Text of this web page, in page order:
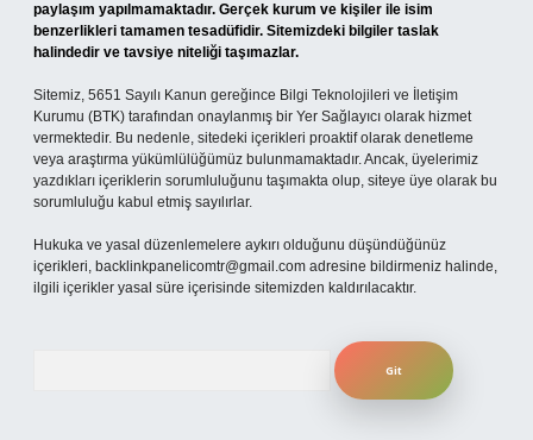
paylaşım yapılmamaktadır. Gerçek kurum ve kişiler ile isim
benzerlikleri tamamen tesadüfidir. Sitemizdeki bilgiler taslak
halindedir ve tavsiye niteliği taşımazlar.
Sitemiz, 5651 Sayılı Kanun gereğince Bilgi Teknolojileri ve İletişim
Kurumu (BTK) tarafından onaylanmış bir Yer Sağlayıcı olarak hizmet
vermektedir. Bu nedenle, sitedeki içerikleri proaktif olarak denetleme
veya araştırma yükümlülüğümüz bulunmamaktadır. Ancak, üyelerimiz
yazdıkları içeriklerin sorumluluğunu taşımakta olup, siteye üye olarak bu
sorumluluğu kabul etmiş sayılırlar.
Hukuka ve yasal düzenlemelere aykırı olduğunu düşündüğünüz
içerikleri, backlinkpanelicomtr@gmail.com adresine bildirmeniz halinde,
ilgili içerikler yasal süre içerisinde sitemizden kaldırılacaktır.